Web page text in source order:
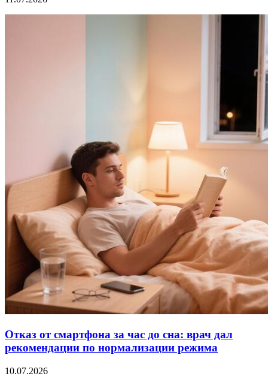
Отказ от смартфона за час до сна: врач дал
рекомендации по нормализации режима
10.07.2026